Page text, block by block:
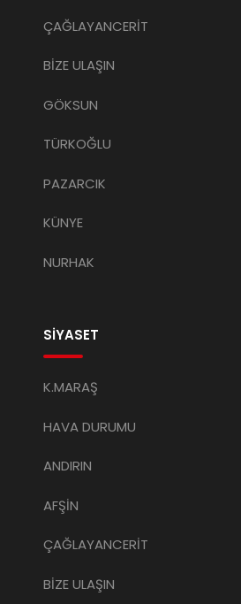
ÇAĞLAYANCERİT
BİZE ULAŞIN
GÖKSUN
TÜRKOĞLU
PAZARCIK
KÜNYE
NURHAK
SİYASET
K.MARAŞ
HAVA DURUMU
ANDIRIN
AFŞİN
ÇAĞLAYANCERİT
BİZE ULAŞIN